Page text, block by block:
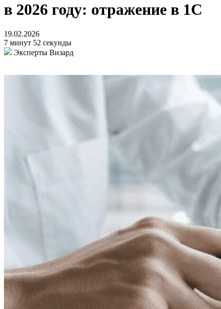
в 2026 году: отражение в 1С
19.02.2026
7 минут 52 секунды
Эксперты Визард